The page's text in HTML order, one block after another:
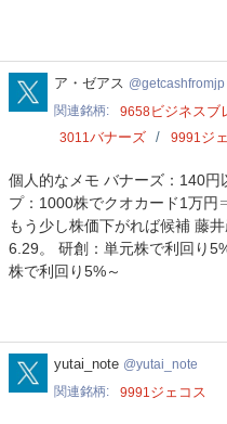
getcashfromjp
ア・ゼアス getcashfromjp
関連銘柄
9658ビジネスブ
3011バナーズ 9991ジ
個人的なメモ バナーズ：140
プ：1000株でクオカード1万円
もう少し株価下がれば候補 藤
6.29。 研創：単元株で利回り
株で利回り5%～
yutai_note
yutai_note yutai_note
関連銘柄
9991ジェコス